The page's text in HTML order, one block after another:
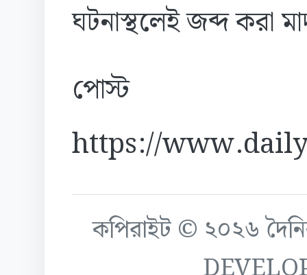
ঘটনাস্থলেই জব্দ করা
https://
কপিরাইট © ২০২৬